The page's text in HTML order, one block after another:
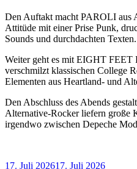
Den Auftakt macht PAROLI aus
Attitüde mit einer Prise Punk,
Sounds und durchdachten Texten.
Weiter geht es mit EIGHT FEET
verschmilzt klassischen College
Elementen aus Heartland- und
Den Abschluss des Abends
Alternative-Rocker liefern große
irgendwo zwischen Depeche
17. Juli 202617. Juli 2026